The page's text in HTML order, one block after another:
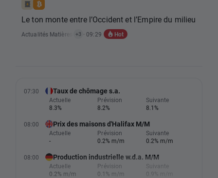
Le ton monte entre l’Occident et l’Empire du milieu
Actualités Matières Premières, Actualités Indices
+3 · 09:29 Hot
07:30 Taux de chômage s.a.
Actuelle
8.3%
Prévision
8.2%
Suivante
8.1%
08:00 Prix des maisons d'Halifax M/M
Actuelle
-
Prévision
0.2% m/m
Suivante
0.2% m/m
08:00 Production industrielle w.d.a. M/M
Actuelle
0.2% m/m
Prévision
0.1% m/m
Suivante
0.9% m/m